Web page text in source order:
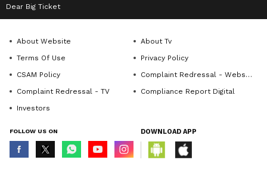
Dear Big Ticket
About Website
About Tv
Terms Of Use
Privacy Policy
CSAM Policy
Complaint Redressal - Website
Complaint Redressal - TV
Compliance Report Digital
Investors
FOLLOW US ON DOWNLOAD APP